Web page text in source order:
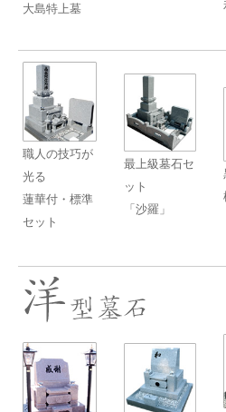
大島特上墓
職人の技巧が
光る
蓮華付・標準
セット
最上級墓石セ
ット
「沙羅」